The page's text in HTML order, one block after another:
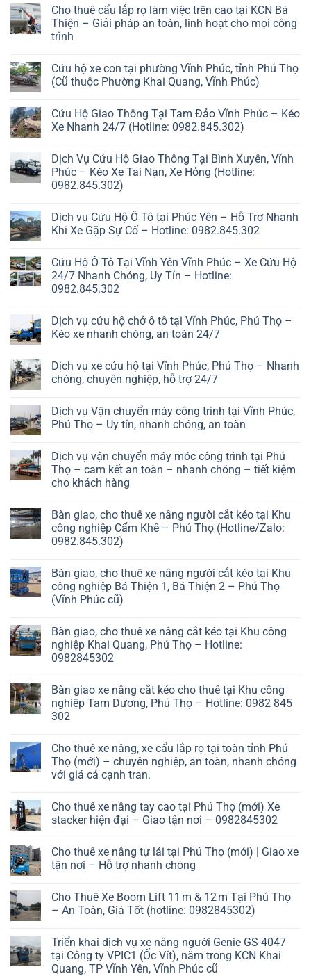
Cho thuê cẩu lắp rọ làm việc trên cao tại KCN Bá
Thiện – Giải pháp an toàn, linh hoạt cho mọi công
trình
Cứu hộ xe con tại phường Vĩnh Phúc, tỉnh Phú Thọ
(Cũ thuộc Phường Khai Quang, Vĩnh Phúc)
Cứu Hộ Giao Thông Tại Tam Đảo Vĩnh Phúc – Kéo
Xe Nhanh 24/7 (Hotline: 0982.845.302)
Dịch Vụ Cứu Hộ Giao Thông Tại Bình Xuyên, Vĩnh
Phúc – Kéo Xe Tai Nạn, Xe Hỏng (Hotline:
0982.845.302)
Dịch vụ Cứu Hộ Ô Tô tại Phúc Yên – Hỗ Trợ Nhanh
Khi Xe Gặp Sự Cố – Hotline: 0982.845.302
Cứu Hộ Ô Tô Tại Vĩnh Yên Vĩnh Phúc – Xe Cứu Hộ
24/7 Nhanh Chóng, Uy Tín – Hotline:
0982.845.302
Dịch vụ cứu hộ chở ô tô tại Vĩnh Phúc, Phú Thọ –
Kéo xe nhanh chóng, an toàn 24/7
Dịch vụ xe cứu hộ tại Vĩnh Phúc, Phú Thọ – Nhanh
chóng, chuyên nghiệp, hỗ trợ 24/7
Dịch vụ Vận chuyển máy công trình tại Vĩnh Phúc,
Phú Thọ – Uy tín, nhanh chóng, an toàn
Dịch vụ vận chuyển máy móc công trình tại Phú
Thọ – cam kết an toàn – nhanh chóng – tiết kiệm
cho khách hàng
Bàn giao, cho thuê xe nâng người cắt kéo tại Khu
công nghiệp Cẩm Khê – Phú Thọ (Hotline/Zalo:
0982.845.302)
Bàn giao, cho thuê xe nâng người cắt kéo tại Khu
công nghiệp Bá Thiện 1, Bá Thiện 2 – Phú Thọ
(Vĩnh Phúc cũ)
Bàn giao, cho thuê xe nâng cắt kéo tại Khu công
nghiệp Khai Quang, Phú Thọ – Hotline:
0982845302
Bàn giao xe nâng cắt kéo cho thuê tại Khu công
nghiệp Tam Dương, Phú Thọ – Hotline: 0982 845
302
Cho thuê xe nâng, xe cẩu lắp rọ tại toàn tỉnh Phú
Thọ (mới) – chuyên nghiệp, an toàn, nhanh chóng
với giá cả cạnh tran.
Cho thuê xe nâng tay cao tại Phú Thọ (mới) Xe
stacker hiện đại – Giao tận nơi – 0982845302
Cho thuê xe nâng tự lái tại Phú Thọ (mới) | Giao xe
tận nơi – Hỗ trợ nhanh chóng
Cho Thuê Xe Boom Lift 11 m & 12 m Tại Phú Thọ
– An Toàn, Giá Tốt (hotline: 0982845302)
Triển khai dịch vụ xe nâng người Genie GS-4047
tại Công ty VPIC1 (Ốc Vít), nằm trong KCN Khai
Quang, TP Vĩnh Yên, Vĩnh Phúc cũ